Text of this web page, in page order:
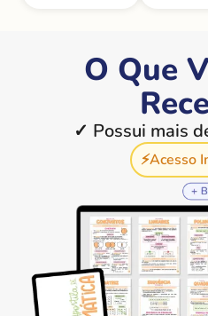
O Que
✓ Possui mais
⚡️Acesso